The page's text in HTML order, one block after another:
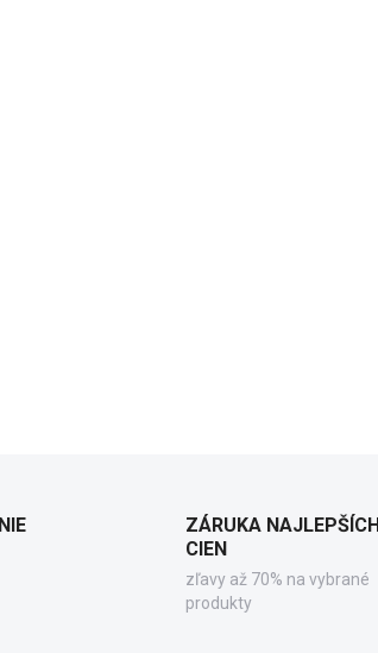
ZÁRUKA NAJLEPŠÍCH
CIEN
zľavy až 70% na vybrané
produkty